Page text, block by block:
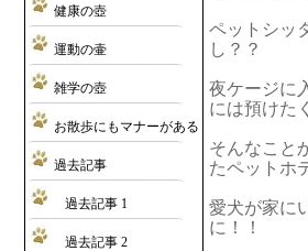
健康の壺
運動の壷
雑学の壺
お散歩にもマナーがある
過去記事
過去記事 1
過去記事 2
ペットシッ
し？？
夜ケージに
には預けた
そんなこと
たペットホ
愛犬が家に
に！！